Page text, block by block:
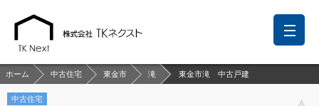
ホーム 中古住宅 東金市 滝 東金市滝 中古戸建
中古住宅